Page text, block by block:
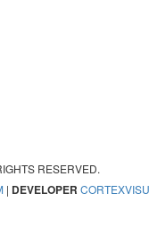
RESERVED.
| DEVELOPER